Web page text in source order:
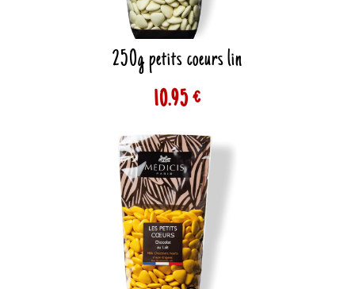
250g petits coeurs lin
10.95 €